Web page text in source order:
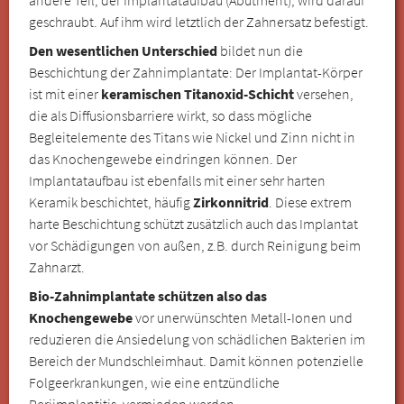
geschraubt. Auf ihm wird letztlich der Zahnersatz befestigt.
Den wesentlichen Unterschied bildet nun die
Beschichtung der Zahnimplantate: Der Implantat-Körper
ist mit einer keramischen Titanoxid-Schichtversehen,
die als Diffusionsbarriere wirkt, so dass mögliche
Begleitelemente des Titans wie Nickel und Zinn nicht in
das Knochengewebe eindringen können. Der
Implantataufbau ist ebenfalls mit einer sehr harten
Keramik beschichtet, häufigZirkonnitrid . Diese extrem
harte Beschichtung schützt zusätzlich auch das Implantat
vor Schädigungen von außen, z.B. durch Reinigung beim
Zahnarzt.
Bio-Zahnimplantate schützen also das
Knochengewebevor unerwünschten Metall-Ionen und
reduzieren die Ansiedelung von schädlichen Bakterien im
Bereich der Mundschleimhaut. Damit können potenzielle
Folgeerkrankungen, wie eine entzündliche